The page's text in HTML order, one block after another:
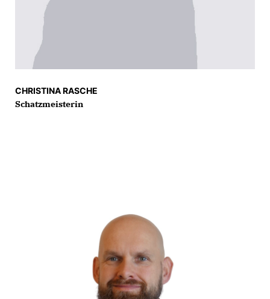
CHRISTINA RASCHE
Schatzmeisterin